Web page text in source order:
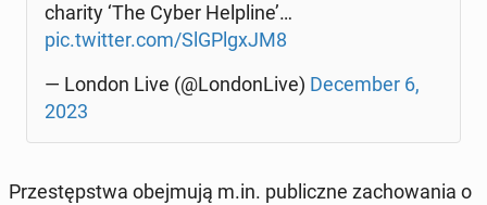
charity ‘The Cyber Hel­pli­ne’…
pic.twitter.com/SlG­Pl­gxJM8
— London Live (@Lon­don­Li­ve) De­cem­ber 6,
2023
Prze­stęp­stwa obej­mu­ją m.in. pu­blicz­ne za­cho­wa­nia o